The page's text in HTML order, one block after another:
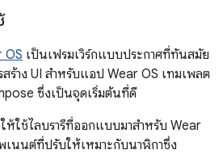
OS เป็นเฟรมเวิร์กแบบประกาศที่ทันสมัย
ร้าง UI สำหรับแอป Wear OS เทมเพลต
ซึ่งเป็นจุดเริ่มต้นที่ดี
ห้ใช้ไลบรารีที่ออกแบบมาสำหรับ Wear
เนนต์ที่ปรับให้เหมาะกับนาฬิกาซึ่ง